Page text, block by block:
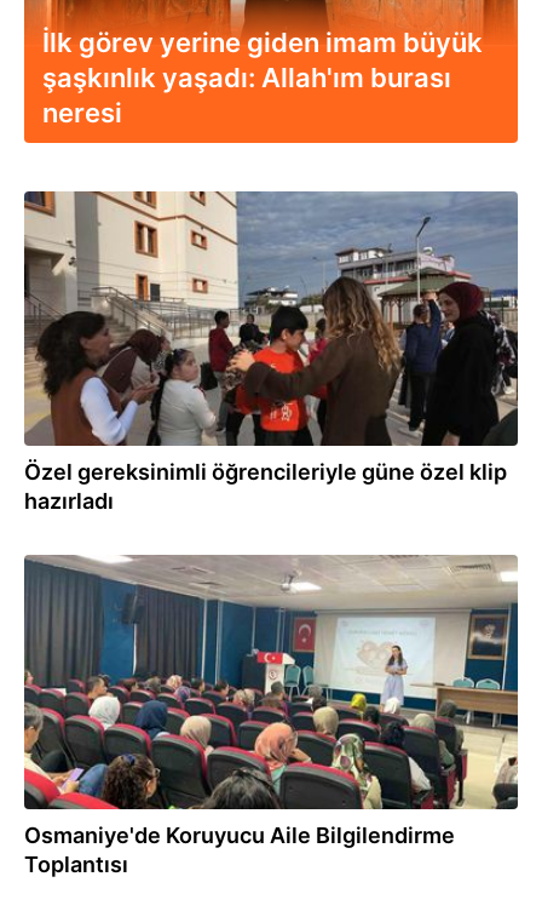
İlk görev yerine giden imam büyük
şaşkınlık yaşadı: Allah'ım burası
neresi
03.12.2025
Özel gereksinimli öğrencileriyle güne özel klip
hazırladı
03.09.2025
Osmaniye'de Koruyucu Aile Bilgilendirme
Toplantısı